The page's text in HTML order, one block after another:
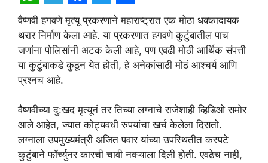
W
h
a
t
s
A
p
p
T
e
l
e
g
r
a
m
F
a
c
e
o
o
k
T
w
i
t
e
r
S
h
a
r
वैष्णवी हगवणे मृत्यू प्रकरणाने महाराष्ट्रात एक मोठा धक्कादायक
थरार निर्माण केला आहे. या प्रकरणात हगवणे कुटुंबातील पाच
जणांना पोलिसांनी अटक केली आहे, पण एवढी मोठी आर्थिक संपत्ती
या कुटुंबाकडे कुठून येत होती, हे अनेकांसाठी मोठं आश्चर्य आणि
प्रश्नच आहे.
वैष्णवीच्या दु:खद मृत्यूनं तर तिच्या लग्नाचे राजेशाही व्हिडिओ समोर
आले आहेत, ज्यात कोट्यवधी रुपयांचा खर्च केलेला दिसतो.
लग्नाला उपमुख्यमंत्री अजित पवार यांच्या उपस्थितीत कस्पटे
कुटुंबाने फॉर्च्युनर कारची चावी नवऱ्याला दिली होती. एवढेच नाही,